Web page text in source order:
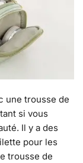
une trousse de
si vous
Il y a des
pour les
trousse de